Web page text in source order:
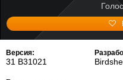
Версия:
31 B31021